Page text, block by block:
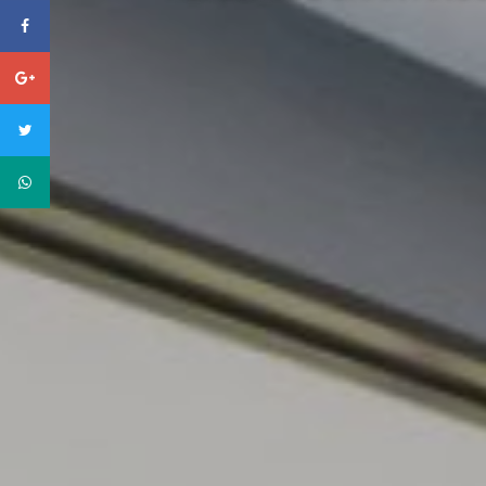
facebook
Google
twitter
WhatsApp